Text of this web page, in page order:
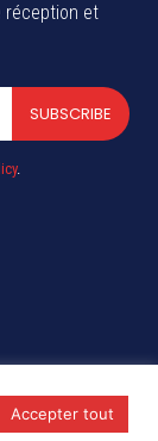
réception et
SUBSCRIBE
.
Accepter tout